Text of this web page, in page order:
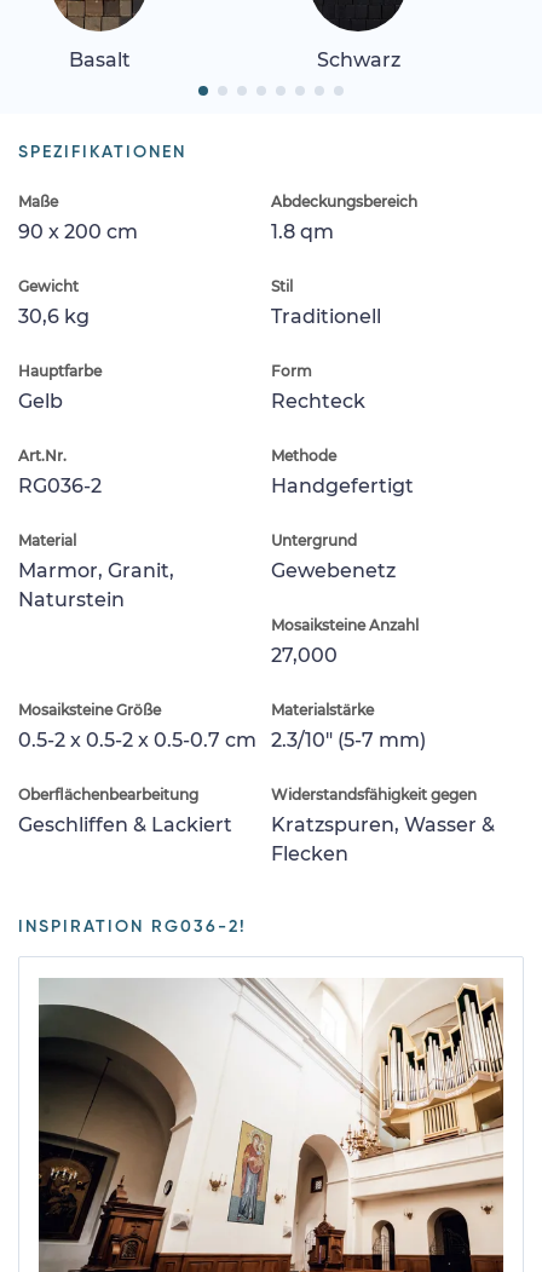
Basalt Schwarz
SPEZIFIKATIONEN
Maße
90 x 200 cm
Abdeckungsbereich
1.8 qm
Gewicht
30,6 kg
Stil
Traditionell
Hauptfarbe
Gelb
Form
Rechteck
Art.Nr.
RG036-2
Methode
Handgefertigt
Material
Marmor, Granit,
Naturstein
Untergrund
Gewebenetz
Mosaiksteine Anzahl
27,000
Mosaiksteine Größe
0.5-2 x 0.5-2 x 0.5-0.7 cm
Materialstärke
2.3/10" (5-7 mm)
Oberflächenbearbeitung
Geschliffen & Lackiert
Widerstandsfähigkeit gegen
Kratzspuren, Wasser &
Flecken
INSPIRATION RG036-2!